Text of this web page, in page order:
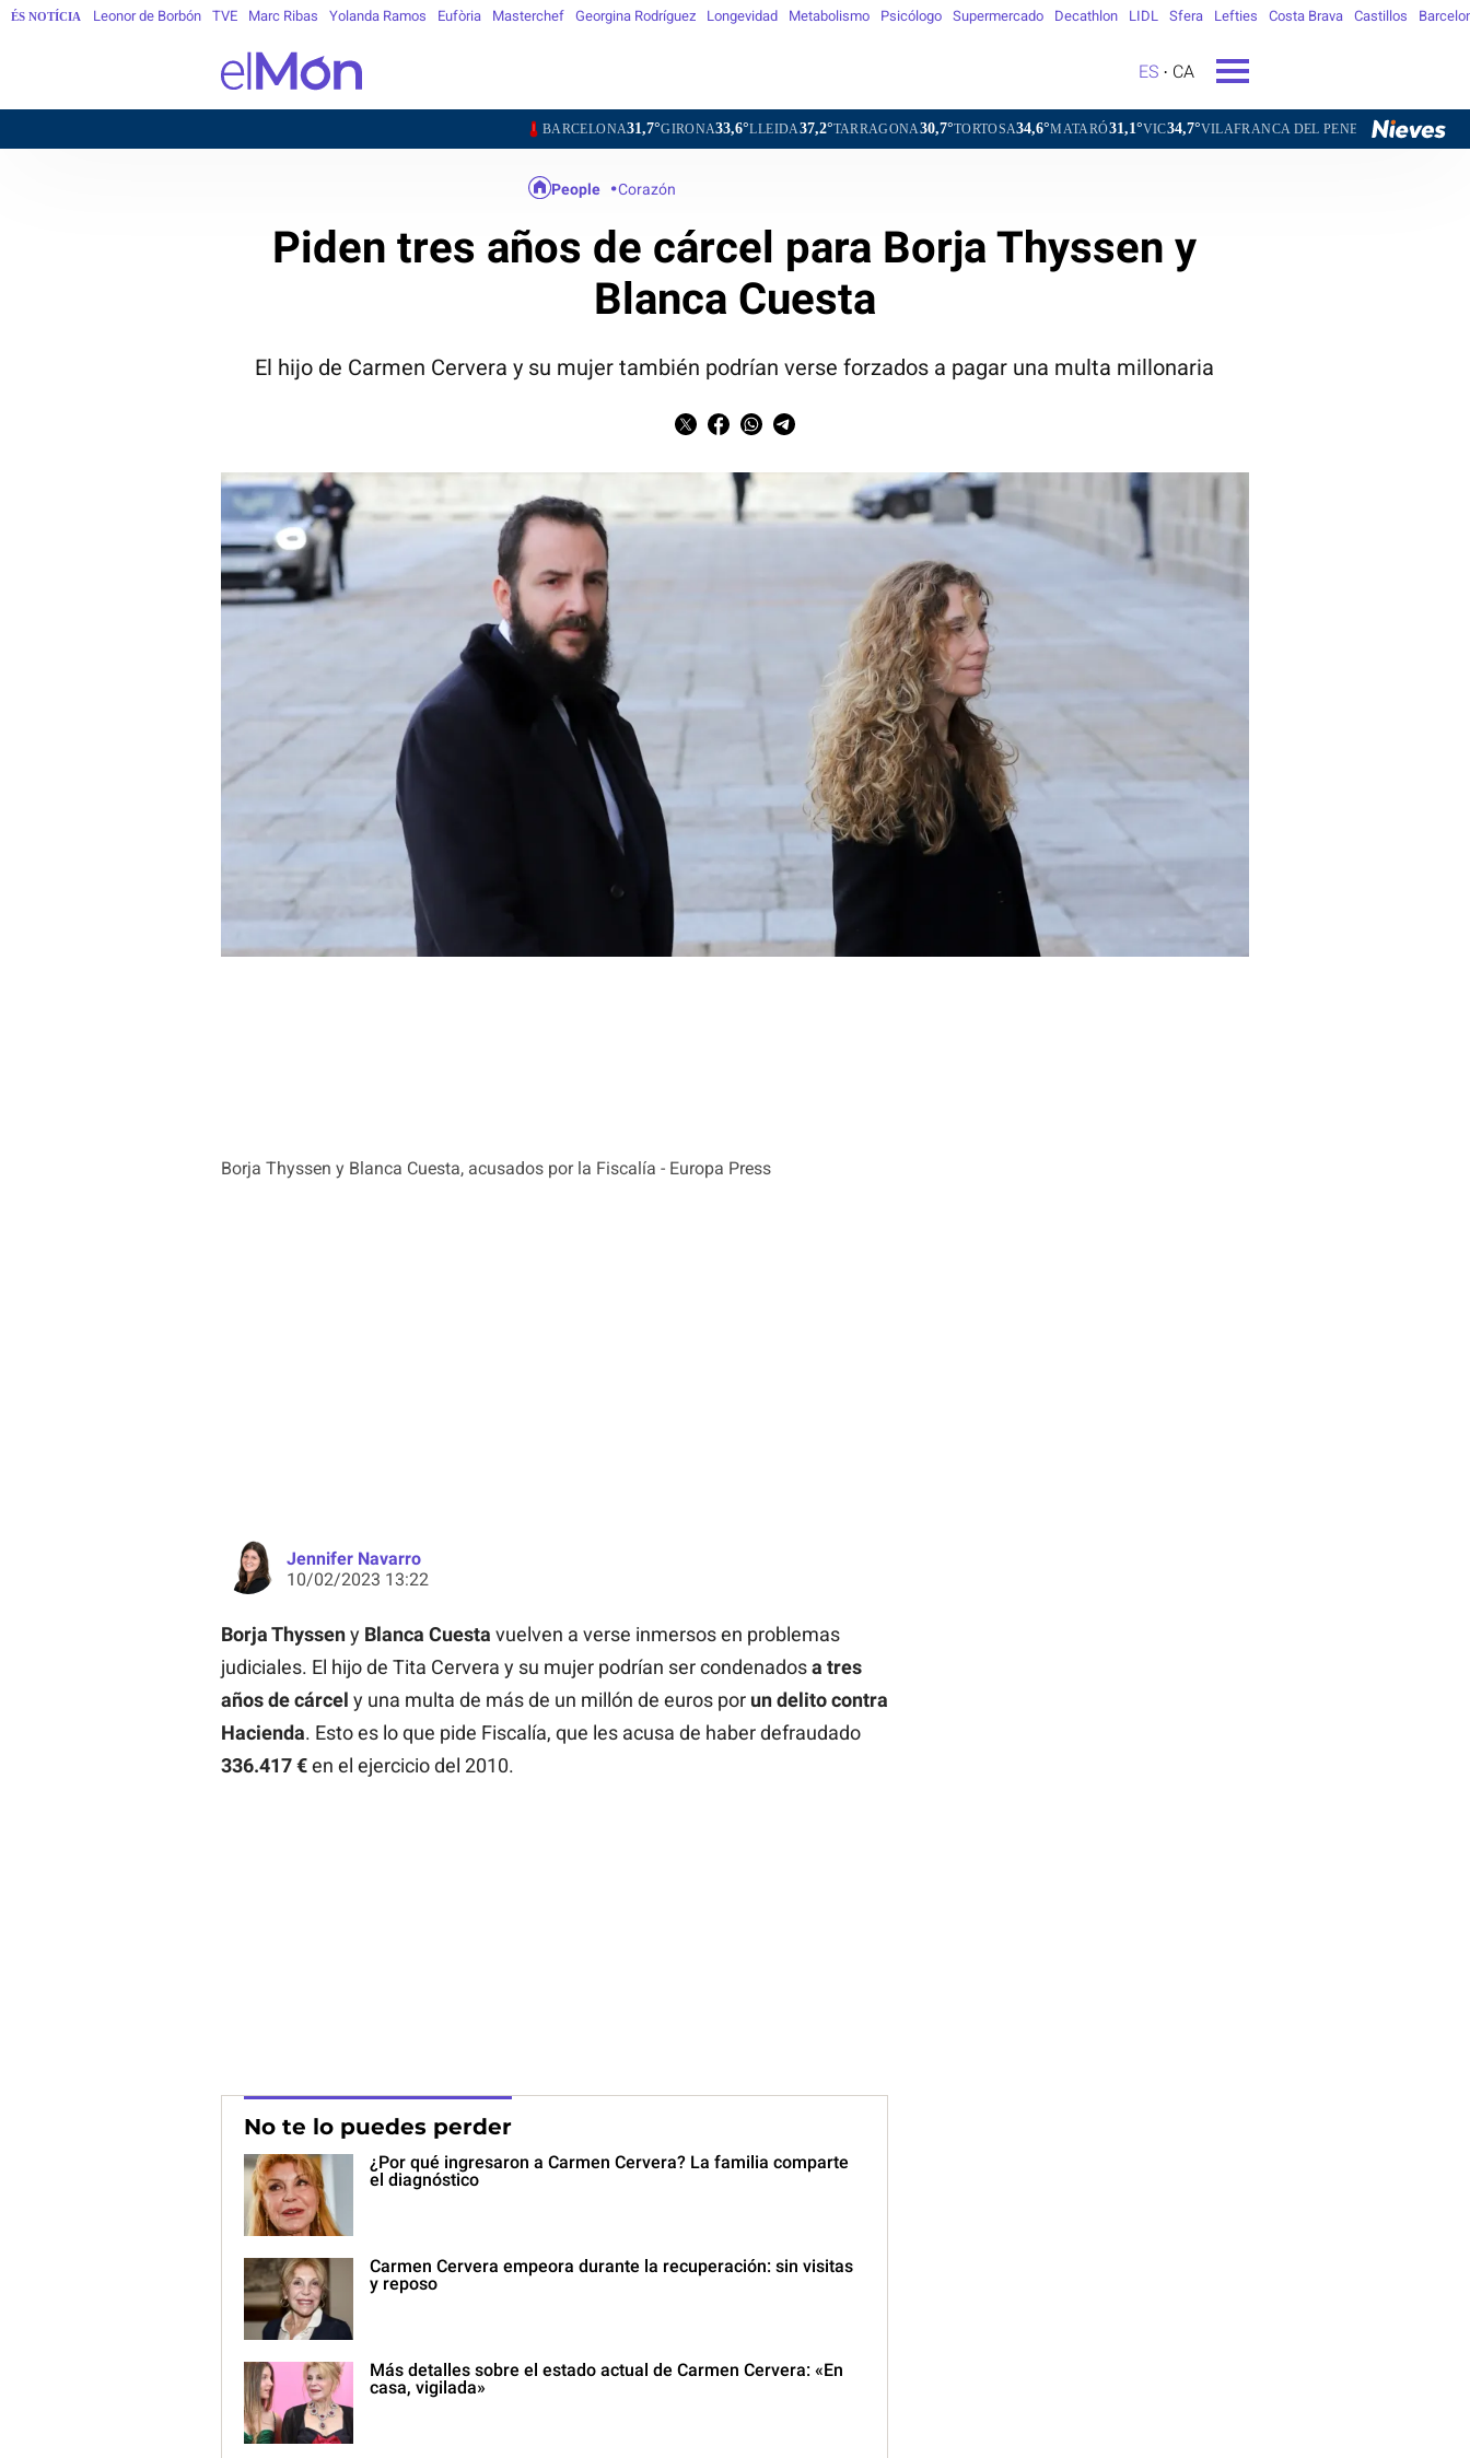
ÉS NOTÍCIA Leonor de Borbón TVE Marc Ribas Yolanda Ramos Eufòria Masterchef Georgina Rodríguez Longevidad Metabolismo Psicólogo Supermercado Decathlon LIDL Sfera Lefties Costa Brava Castillos
ES CA
31,7°GIRONA33,6°LLEIDA37,2°TARRAGONA30,7°TORTOSA34,6°MATARÓ31,1°VIC34,7°VILAFRANCA DEL PENEDÈS31,3°VILANOVA I LA
Borja Thyssen y Blanca Cuesta, acusados por la Fiscalía - Europa Press
People Corazón
Piden tres años de cárcel para Borja Thyssen y
Blanca Cuesta
El hijo de Carmen Cervera y su mujer también podrían verse forzados a pagar una multa millonaria
Jennifer Navarro
10/02/2023 13:22
Borja Thysseny Blanca Cuesta vuelven a verse inmersos en problemas
judiciales. El hijo de Tita Cervera y su mujer podrían ser condenadosa tres
años de cárcel y una multa de más de un millón de euros por un delito contra
Hacienda. Esto es lo que pide Fiscalía, que les acusa de haber defraudado
336.417 €en el ejercicio del 2010.
No te lo puedes perder
¿Por qué ingresaron a Carmen Cervera? La familia comparte
el diagnóstico
Carmen Cervera empeora durante la recuperación: sin visitas
y reposo
Más detalles sobre el estado actual de Carmen Cervera: «En
casa, vigilada»